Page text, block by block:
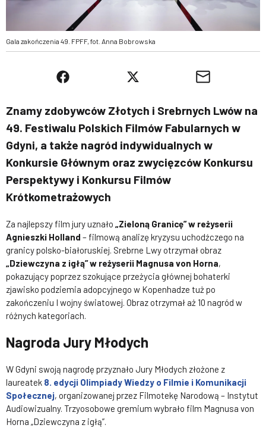
Gala zakończenia 49. FPFF, fot. Anna Bobrowska
Znamy zdobywców Złotych i Srebrnych Lwów na
49. Festiwalu Polskich Filmów Fabularnych w
Gdyni, a także nagród indywidualnych w
Konkursie Głównym oraz zwycięzców Konkursu
Perspektywy i Konkursu Filmów
Krótkometrażowych
Za najlepszy film jury uznało „Zieloną Granicę” w reżyserii
Agnieszki Holland – filmową analizę kryzysu uchodźczego na
granicy polsko-białoruskiej. Srebrne Lwy otrzymał obraz
„Dziewczyna z igłą” w reżyserii Magnusa von Horna,
pokazujący poprzez szokujące przeżycia głównej bohaterki
zjawisko podziemia adopcyjnego w Kopenhadze tuż po
zakończeniu I wojny światowej. Obraz otrzymał aż 10 nagród w
różnych kategoriach.
Nagroda Jury Młodych
W Gdyni swoją nagrodę przyznało Jury Młodych złożone z
laureatek 8. edycji Olimpiady Wiedzy o Filmie i Komunikacji
Społecznej, organizowanej przez Filmotekę Narodową – Instytut
Audiowizualny. Trzyosobowe gremium wybrało film Magnusa von
Horna „Dziewczyna z igłą”.